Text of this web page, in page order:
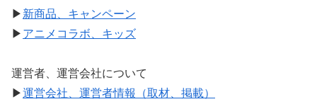
▶ 新商品、キャンペーン
▶ アニメコラボ、キッズ
運営者、運営会社について
▶運営会社、運営者情報（取材、掲載）